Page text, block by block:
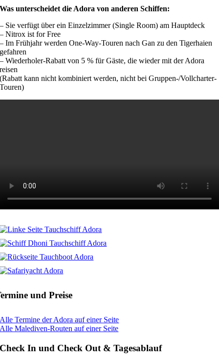
Was unterscheidet die Adora von anderen Schiffen:
– Sie verfügt über ein Einzelzimmer (Single Room) am Hauptdeck
– Nitrox ist for Free
– Im Frühjahr werden One-Way-Touren nach Gan zu den Tigerhaien
gefahren
– Wiederholer-Rabatt von 5 % für Gäste, die wieder mit der Adora
reisen
(Rabatt kann nicht kombiniert werden, nicht bei Gruppen-/Vollcharter-
Touren)
und Preise
Alle Termine der Adora auf einer Seite
Alle Malediven-Routen auf einer Seite
Check In und Check Out & Tagesablauf